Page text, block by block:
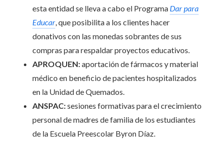
esta entidad se lleva a cabo el Programa Dar para
Educar, que posibilita a los clientes hacer
donativos con las monedas sobrantes de sus
compras para respaldar proyectos educativos.
APROQUEN:aportación de fármacos y material
médico en beneficio de pacientes hospitalizados
en la Unidad de Quemados.
ANSPAC:sesiones formativas para el crecimiento
personal de madres de familia de los estudiantes
de la Escuela Preescolar Byron Díaz.